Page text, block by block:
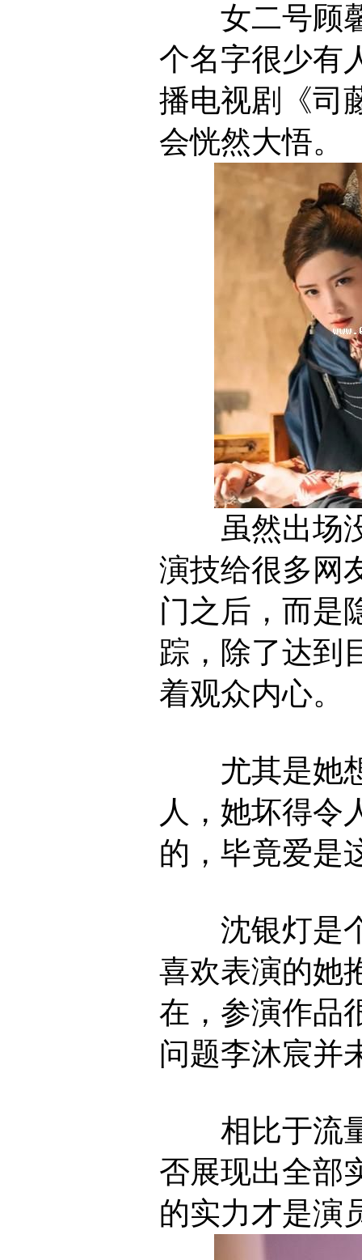
女二号顾馨
个名字很少有
播电视剧《司
会恍然大悟。
虽然出场没
演技给很多网
门之后，而是
踪，除了达到
着观众内心。
尤其是她想
人，她坏得令
的，毕竟爱是
沈银灯是个
喜欢表演的她
在，参演作品
问题李沐宸并
相比于流量
否展现出全部
的实力才是演